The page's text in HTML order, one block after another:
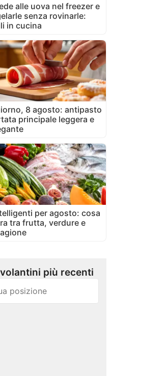
alle uova nel freezer e
senza rovinarle:
in cucina
8 agosto: antipasto
principale leggera e
per agosto: cosa
tra frutta, verdure e